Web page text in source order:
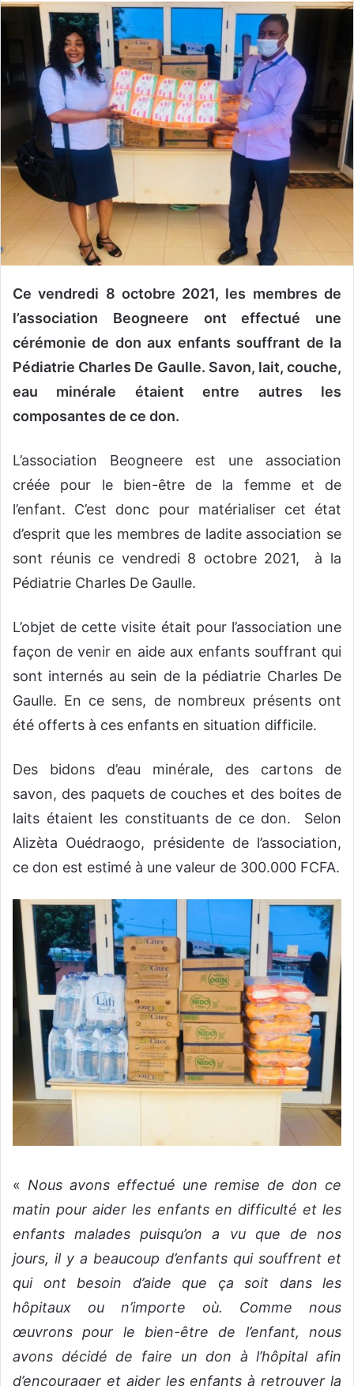
o
e
r
u
n
c
o
u
r
i
e
Ce vendredi 8 octobre 2021, les membres de
l’association Beogneere ont effectué une
cérémonie de don aux enfants souffrant de la
Pédiatrie Charles De Gaulle. Savon, lait, couche,
eau minérale étaient entre autres les
composantes de ce don.
L’association Beogneere est une association
créée pour le bien-être de la femme et de
l’enfant. C’est donc pour matérialiser cet état
d’esprit que les membres de ladite association se
sont réunis ce vendredi 8 octobre 2021, à la
Pédiatrie Charles De Gaulle.
L’objet de cette visite était pour l’association une
façon de venir en aide aux enfants souffrant qui
sont internés au sein de la pédiatrie Charles De
Gaulle. En ce sens, de nombreux présents ont
été offerts à ces enfants en situation difficile.
Des bidons d’eau minérale, des cartons de
savon, des paquets de couches et des boites de
laits étaient les constituants de ce don. Selon
Alizèta Ouédraogo, présidente de l’association,
ce don est estimé à une valeur de 300.000 FCFA.
« Nous avons effectué une remise de don ce
matin pour aider les enfants en difficulté et les
enfants malades puisqu’on a vu que de nos
jours, il y a beaucoup d’enfants qui souffrent et
qui ont besoin d’aide que ça soit dans les
hôpitaux ou n’importe où. Comme nous
œuvrons pour le bien-être de l’enfant, nous
avons décidé de faire un don à l’hôpital afin
d’encourager et aider les enfants à retrouver la